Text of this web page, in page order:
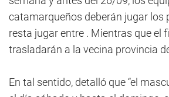
catamarqueños deberán jugar los
resta jugar entre . Mientras que el
trasladarán a la vecina provincia
En tal sentido, detalló que “el